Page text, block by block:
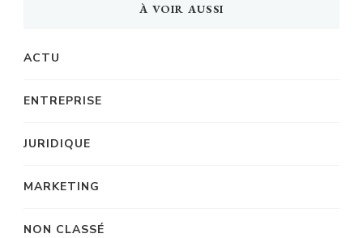
À VOIR AUSSI
ACTU
ENTREPRISE
JURIDIQUE
MARKETING
NON CLASSÉ